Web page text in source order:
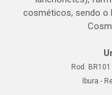
cosméticos, sendo o
Rod.
Ibura -